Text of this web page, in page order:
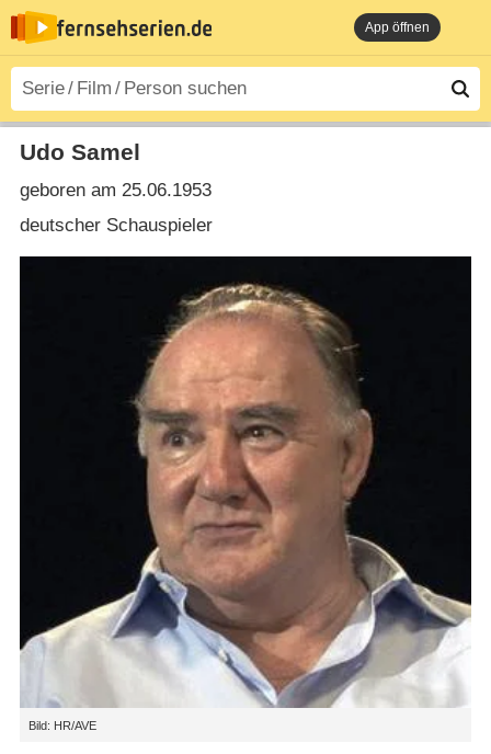
App öffnen
Bild: HR/AVE
Udo Samel
geboren am 25.06.1953
deutscher Schauspieler